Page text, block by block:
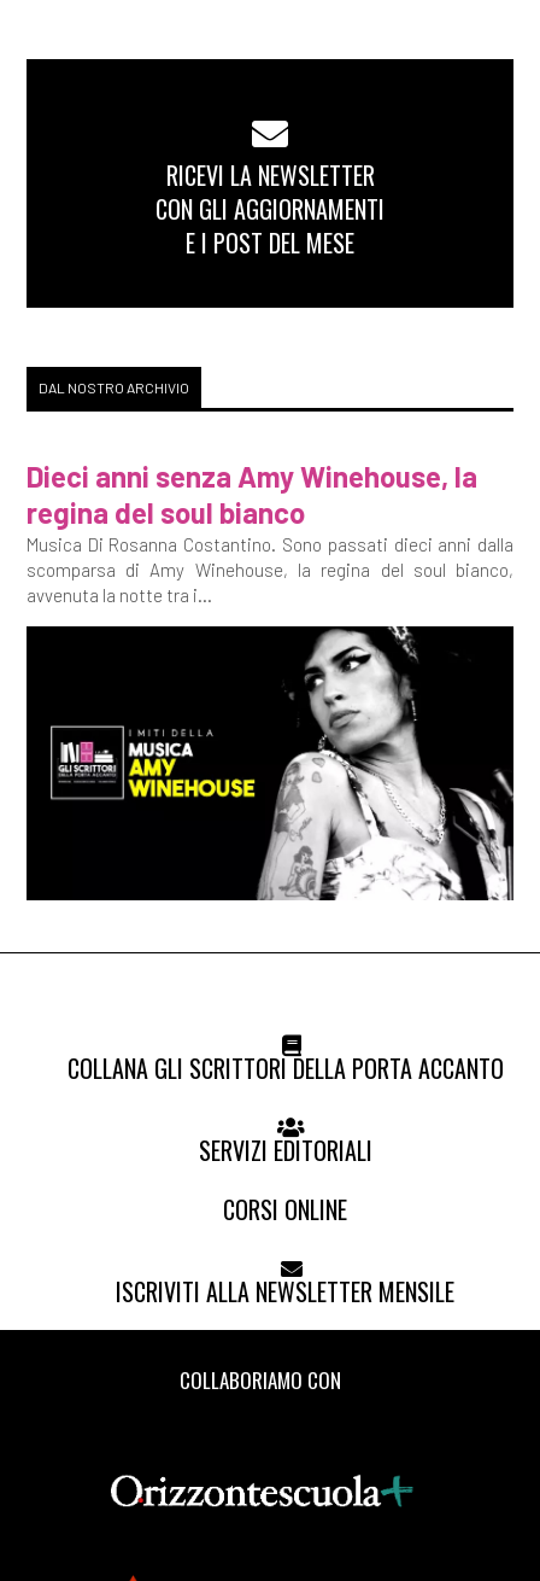
RICEVI LA NEWSLETTER
CON GLI AGGIORNAMENTI
E I POST DEL MESE
DAL NOSTRO ARCHIVIO
Dieci anni senza Amy Winehouse, la
regina del soul bianco
Musica Di Rosanna Costantino. Sono passati dieci anni dalla
scomparsa di Amy Winehouse, la regina del soul bianco,
avvenuta la notte tra i...
COLLANA GLI SCRITTORI DELLA PORTA ACCANTO
SERVIZI EDITORIALI
CORSI ONLINE
ISCRIVITI ALLA NEWSLETTER MENSILE
COLLABORIAMO CON